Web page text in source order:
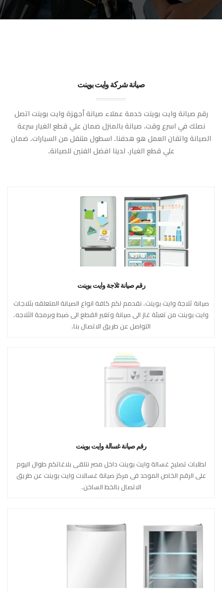
صيانة شركة وايت بوينت
رقم صيانة وايت بوينت خدمة عملاء صيانة أجهزة وايت بوينت اتصل
نصلك في اسرع وقت. صيانة بالمنزل ضمان علي قطع الغيار سرعة
الصيانة واتقان العمل هو هدفنا. اسطول متنقل من السيارات. ضمان
علي قطع الغيار. لدينا افضل الفنين للصيانة.
رقم صيانة ثلاجة وايت بوينت
صيانة ثلاجة وايت بوينت. نقدمم لكم كافة انواع الصيانة المتعلقه بثلاجات
وايت بوينت من تعبئة غاز الى صيانة وتغير القطع الى ضبط وبرمجة الثلاجه.
التواصل عن طريق الاتصال بنا.
رقم صيانة غسالة وايت بوينت
لطلبات تصليح غسالة وايت بوينت داخل مصر نتلقى بلاغاتكم طوال اليوم
على الرقم الخاص الموحد فى مركز صيانة غسالات وايت بوينت عن طريق
الاتصال بالخط الساخن.